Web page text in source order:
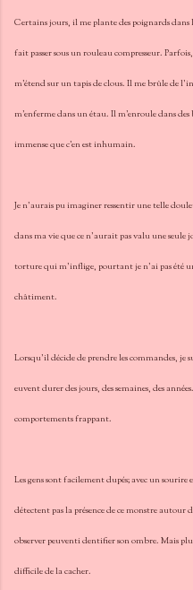
Certains jours, il me plante des poignards
fait passer sous un rouleau compresseur.
m'étend sur un tapis de clous. Il me brûle de
m'enferme dans un étau. Il m'enroule dans
immense que c'en est inhumain.
Je n'aurais pu imaginer ressentir une telle
dans ma vie que ce n'aurait pas valu une seule
torture qui m'inflige, pourtant je n'ai pas été
châtiment.
Lorsqu'il décide de prendre les commandes, je
euvent durer des jours, des semaines, des
comportements frappant.
Les gens sont facilement dupés; avec un
détectent pas la présence de ce monstre
observer peuventi dentifier son ombre. Mais
difficile de la cacher.